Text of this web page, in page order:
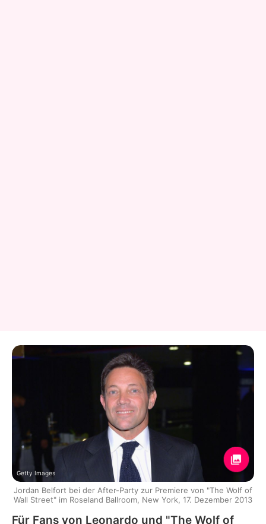
Für Fans von Leonardo und "The Wolf of
Getty Images
Jordan Belfort bei der After-Party zur Premiere von "The Wolf of
Wall Street" im Roseland Ballroom, New York, 17. Dezember 2013